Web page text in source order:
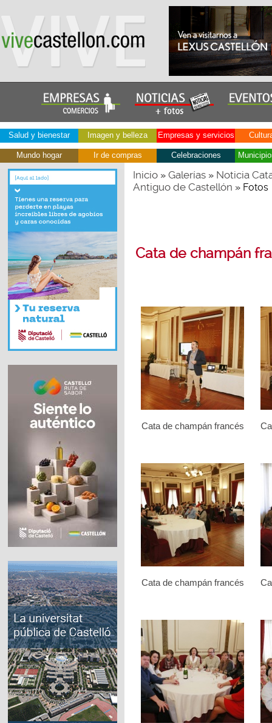
Salud y bienestar Imagen y belleza Empresas y servicios
Mundo hogar Ir de compras Celebraciones
Inicio» Galerías» Noticia
Antiguo de Castellón » Fotos
Cata de champán
Cata de champán francés
Cata de champán francés